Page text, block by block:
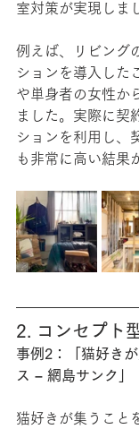
室対策が実現しま
例えば、リビング
ションを導入した
や単身者の女性か
ました。実際に契
ションを利用し、
も非常に高い結果
2. コンセプト
事例2：「猫好き
ス – 網島サンク」
猫好きが集うこと